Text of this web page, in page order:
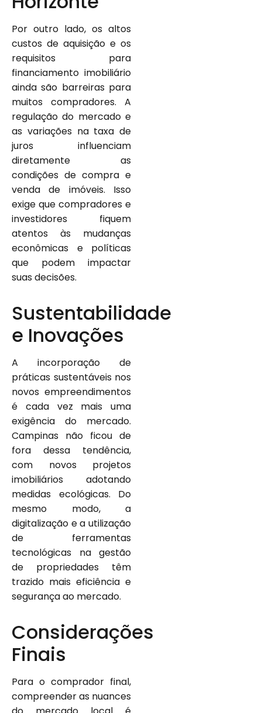
Por outro lado, os altos
custos de aquisição e os
requisitos para
financiamento imobiliário
ainda são barreiras para
muitos compradores. A
regulação do mercado e
as variações na taxa de
juros influenciam
diretamente as
condições de compra e
venda de imóveis. Isso
exige que compradores e
investidores fiquem
atentos às mudanças
econômicas e políticas
que podem impactar
suas decisões.
Sustentabilidade
e Inovações
A incorporação de
práticas sustentáveis nos
novos empreendimentos
é cada vez mais uma
exigência do mercado.
Campinas não ficou de
fora dessa tendência,
com novos projetos
imobiliários adotando
medidas ecológicas. Do
mesmo modo, a
digitalização e a utilização
de ferramentas
tecnológicas na gestão
de propriedades têm
trazido mais eficiência e
segurança ao mercado.
Considerações
Finais
Para o comprador final,
compreender as nuances